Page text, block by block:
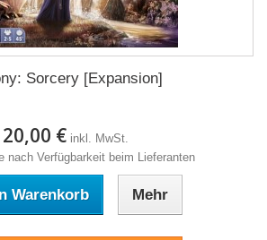
Sorcery [Expansion]
20,00 € inkl. MwSt.
nach Verfügbarkeit beim Lieferanten
Warenkorb Mehr